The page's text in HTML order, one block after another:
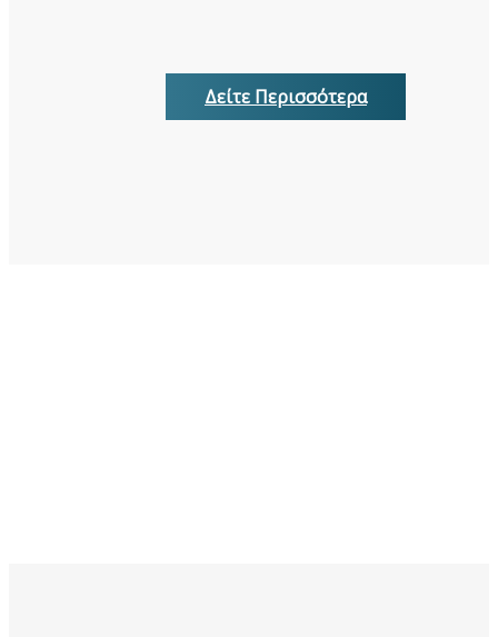
Δείτε Περισσότερα